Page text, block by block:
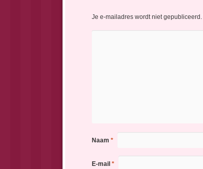
Je e-mailadres wordt niet gepubliceerd.
Naam *
E-mail *